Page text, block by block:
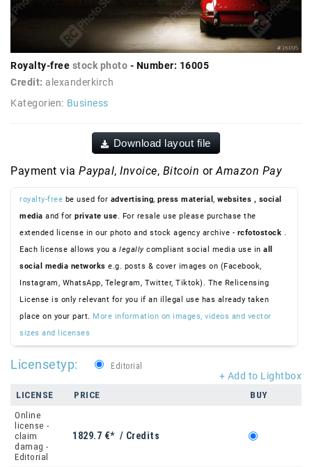
Royalty-free stock photo - Number: 16005
Credit: alexanderkirch
Kategorien: Business
Download layout file
Payment via Paypal, Invoice, Bitcoin orAmazon Pay
royalty-free be used for advertising, press material , websites , social
media and for private use. For resale use please purchase the
extended license in our photo and stock agency archive - rcfotostock .
Each license allows you a legallycompliant social media use in all
social media networks e.g. posts & cover images on (Facebook,
Instagram, WhatsApp, Telegram, Twitter, Tiktok). The Relicensing
License is only relevant for you if an illegal use has already taken
place on your part. More information on images, videos and vector
sizes and licenses
+ Add to Lightbox
Licensetyp: Editorial
LICENSE PRICE
BUY
Online
license -
claim
damag -
Editorial
1829.7 €* / Credits